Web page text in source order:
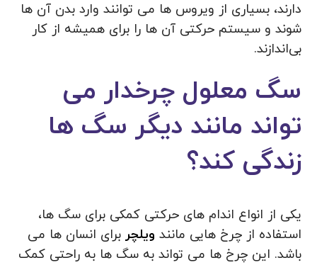
دارند، بسیاری از ویروس ها می توانند وارد بدن آن ها
شوند و سیستم حرکتی آن ها را برای همیشه از کار
بی‌اندازند.
سگ معلول چرخدار می
تواند مانند دیگر سگ ها
زندگی کند؟
یکی از انواع اندام های حرکتی کمکی برای سگ ها،
استفاده از چرخ هایی مانند ویلچربرای انسان ها می
باشد. این چرخ ها می تواند به سگ ها به راحتی کمک